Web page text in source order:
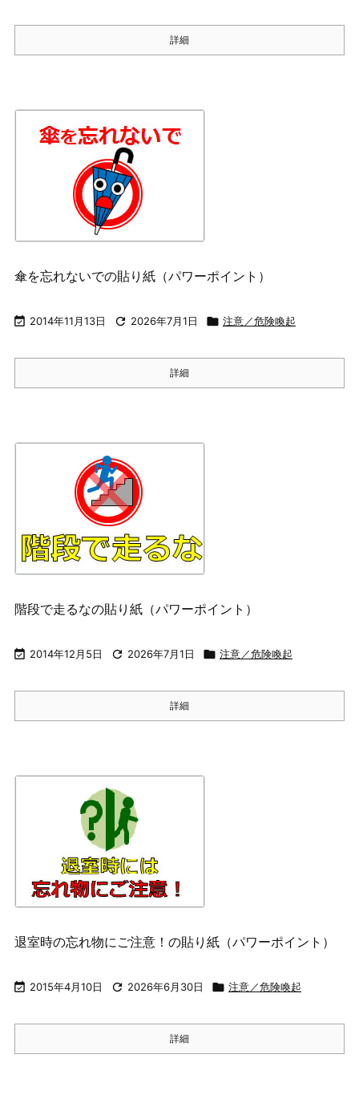
詳細
傘を忘れないでの貼り紙（パワーポイント）
 2014年11月13日  2026年7月1日  注意／危険喚起
詳細
階段で走るなの貼り紙（パワーポイント）
 2014年12月5日  2026年7月1日  注意／危険喚起
詳細
退室時の忘れ物にご注意！の貼り紙（パワーポイント）
 2015年4月10日  2026年6月30日  注意／危険喚起
詳細